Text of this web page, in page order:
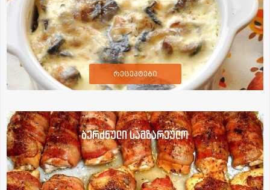
რეცეპტები
ბერძნული სამზარეულო